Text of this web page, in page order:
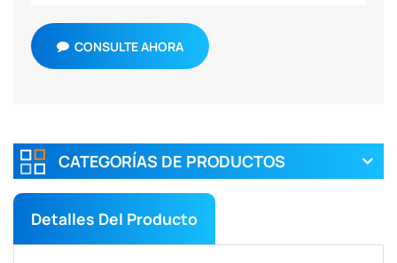
CONSULTE AHORA
CATEGORÍAS DE PRODUCTOS
Detalles Del Producto